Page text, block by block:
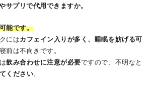
サプリで代用できますか。
能です。
にはカフェイン入りが多く、睡眠を妨げる可
前は不向きです。
飲み合わせに注意が必要ですので、不明なと
ください。